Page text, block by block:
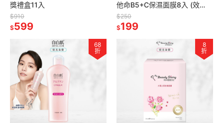
獎禮盒11入
$910
$599
他命B5+C保濕面膜8入 (效
期：2027/05/01)
$250
$199
68
折
8
折